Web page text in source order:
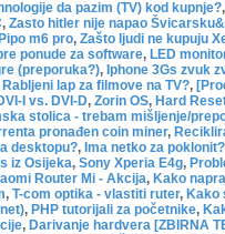
da pazim (TV) kod kupnje?,
, Zasto hitler nije napao
m6 pro, Zašto ljudi ne kupuju
ponude za software, LED
(preporuka?), Iphone 3Gs zvuk
Rabljeni lap za filmove na TV?,
I vs. DVI-D, Zorin OS, Hard
stolica - trebam mišljenje/
pronađen coin miner,
desktopu?, Ima netko za poklonit?
iz Osijeka, Sony Xperia E4g,
Router Mi - Akcija, Kako
, T-com optika - vlastiti ruter, Kako
, PHP tutorijali za početnike,
, Darivanje hardvera [ZBIRNA